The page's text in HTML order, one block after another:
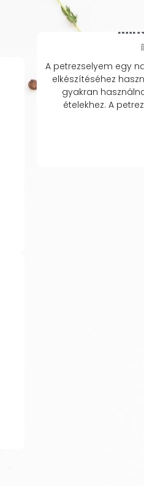
A petrezselyem egy
elkészítéséhez
gyakran
ételekhez. A